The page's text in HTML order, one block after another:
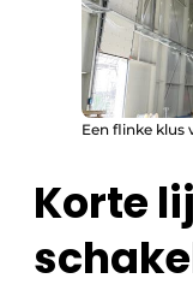
Een flinke klus
Korte